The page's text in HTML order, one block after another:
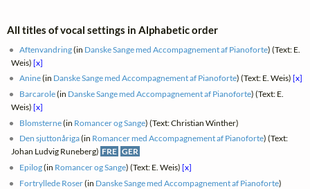
All titles of vocal settings in Alphabetic order
Aftenvandring(in Danske Sange med Accompagnement af Pianoforte) (Text: E.
Weis)[x]
Anine(in Danske Sange med Accompagnement af Pianoforte) (Text: E. Weis)[x]
Barcarole(in Danske Sange med Accompagnement af Pianoforte) (Text: E.
Weis)[x]
Blomsterne(in Romancer og Sange) (Text: Christian Winther)
Den sjuttonåriga(in Romancer med Accompagnement af Pianoforte) (Text:
Johan Ludvig Runeberg) FRE GER
Epilog(in Romancer og Sange) (Text: E. Weis)[x]
Fortryllede Roser(in Danske Sange med Accompagnement af Pianoforte)